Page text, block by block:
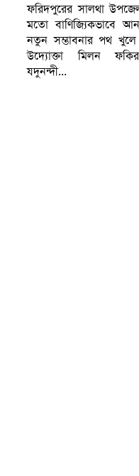
ফরিদপুরের সালথা
মতো বাণিজ্যিকভাবে
নতুন সম্ভাবনার পথ খুলে
উদ্যোক্তা মিলন
যদুনন্দী...